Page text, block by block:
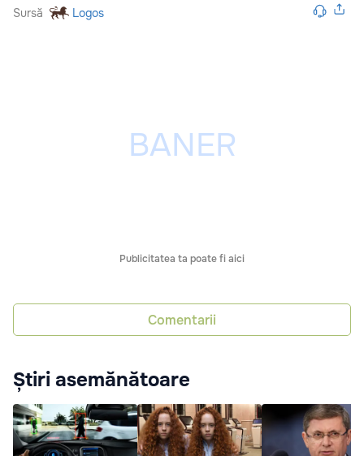
Sursă Logos
Publicitatea ta poate fi aici
Comentarii
Știri asemănătoare